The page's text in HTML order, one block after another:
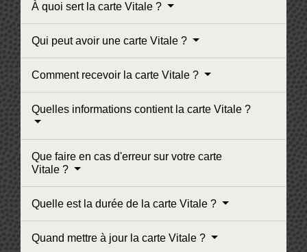
À quoi sert la carte Vitale ?
Qui peut avoir une carte Vitale ?
Comment recevoir la carte Vitale ?
Quelles informations contient la carte Vitale ?
Que faire en cas d'erreur sur votre carte
Vitale ?
Quelle est la durée de la carte Vitale ?
Quand mettre à jour la carte Vitale ?